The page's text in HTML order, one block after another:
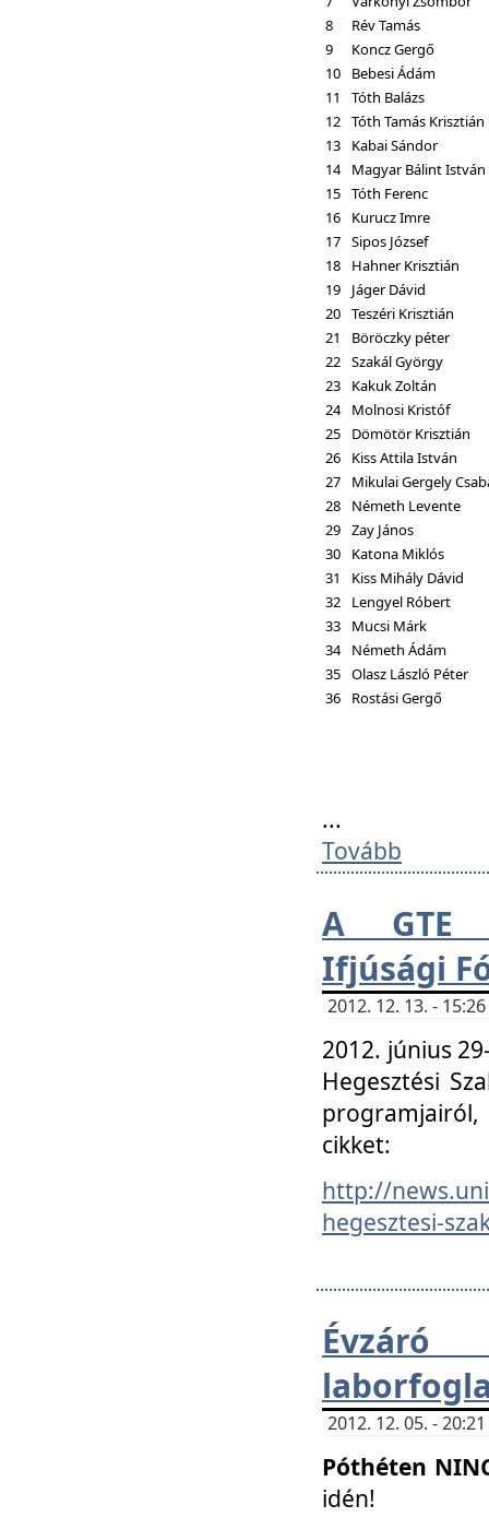
8
Rév Tamás
9
Koncz Gergő
10
Bebesi Ádám
11
Tóth Balázs
12 Tóth Tamás Krisztián
13
Kabai Sándor
14 Magyar Bálint István
15 Tóth Ferenc
16
Kurucz Imre
17 Sipos József
18
Hahner Krisztián
19
Jáger Dávid
20 Teszéri Krisztián
21
Böröczky péter
22 Szakál György
23
Kakuk Zoltán
24
Molnosi Kristóf
25
Dömötör Krisztián
26
Kiss Attila István
27
Mikulai Gergely
28
Németh Levente
29 Zay János
30
Katona Miklós
31
Kiss Mihály Dávid
32
Lengyel Róbert
33
Mucsi Márk
34
Németh Ádám
35 Olasz László Péter
36
Rostási Gergő
...
Tovább
A GTE
Ifjúsági
2012. 12. 13. -
2012. június
Hegesztési
cikket:
http://
hegesztesi-
2012. 12. 05. -
Póthéten
idén!